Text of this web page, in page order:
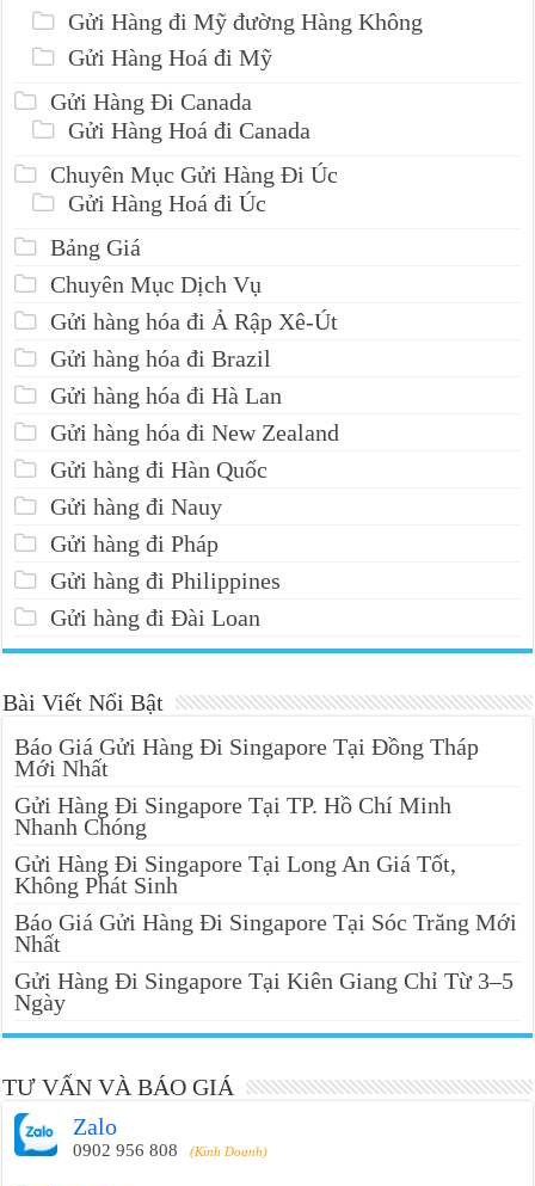
Gửi Hàng đi Mỹ đường Hàng Không
Gửi Hàng Hoá đi Mỹ
Gửi Hàng Đi Canada
Gửi Hàng Hoá đi Canada
Chuyên Mục Gửi Hàng Đi Úc
Gửi Hàng Hoá đi Úc
Bảng Giá
Chuyên Mục Dịch Vụ
Gửi hàng hóa đi Ả Rập Xê-Út
Gửi hàng hóa đi Brazil
Gửi hàng hóa đi Hà Lan
Gửi hàng hóa đi New Zealand
Gửi hàng đi Hàn Quốc
Gửi hàng đi Nauy
Gửi hàng đi Pháp
Gửi hàng đi Philippines
Gửi hàng đi Đài Loan
Bài Viết Nổi Bật
Báo Giá Gửi Hàng Đi Singapore Tại Đồng Tháp
Mới Nhất
Gửi Hàng Đi Singapore Tại TP. Hồ Chí Minh
Nhanh Chóng
Gửi Hàng Đi Singapore Tại Long An Giá Tốt,
Không Phát Sinh
Báo Giá Gửi Hàng Đi Singapore Tại Sóc Trăng Mới
Nhất
Gửi Hàng Đi Singapore Tại Kiên Giang Chỉ Từ 3–5
Ngày
TƯ VẤN VÀ BÁO GIÁ
Zalo
0902 956 808 (Kinh Doanh)